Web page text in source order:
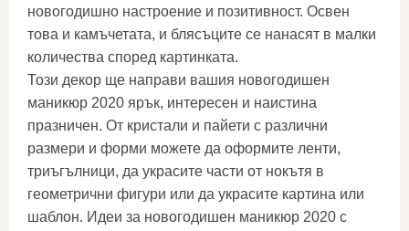
новогодишно настроение и позитивност. Освен
това и камъчетата, и блясъците се нанасят в малки
количества според картинката.
Този декор ще направи вашия новогодишен
маникюр 2020 ярък, интересен и наистина
празничен. От кристали и пайети с различни
размери и форми можете да оформите ленти,
триъгълници, да украсите части от нокътя в
геометрични фигури или да украсите картина или
шаблон. Идеи за новогодишен маникюр 2020 с